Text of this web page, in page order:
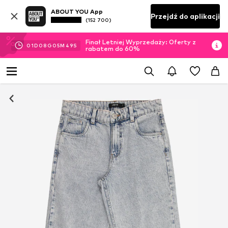
ABOUT YOU App
(152 700) Przejdź do aplikacji
01D 08 G 05M 49S
Finał Letniej Wyprzedaży: Oferty z
rabatem do 60%